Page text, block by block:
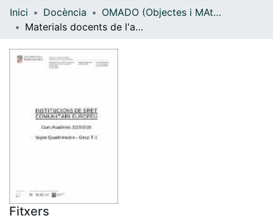
Navega per tot el DD
Inici Docència
OMADO (Objectes i MAterials DOcents)
Materials docents de l'assignatura Institucions de Dret Comunitari Europeu - Curs acadèmic 2025-2026 - Grup T-1
Fitxers